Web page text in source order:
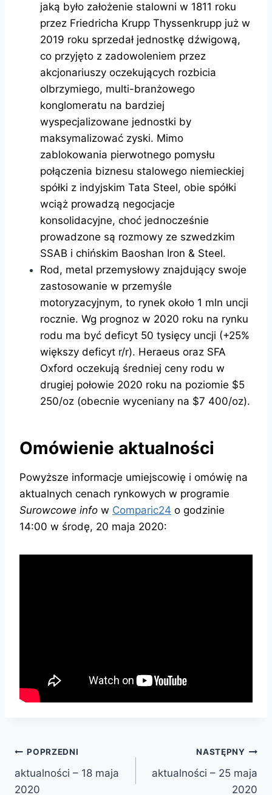
jaką było założenie stalowni w 1811 roku
przez Friedricha Krupp Thyssenkrupp już w
2019 roku sprzedał jednostkę dźwigową,
co przyjęto z zadowoleniem przez
akcjonariuszy oczekujących rozbicia
olbrzymiego, multi-branżowego
konglomeratu na bardziej
wyspecjalizowane jednostki by
maksymalizować zyski. Mimo
zablokowania pierwotnego pomysłu
połączenia biznesu stalowego niemieckiej
spółki z indyjskim Tata Steel, obie spółki
wciąż prowadzą negocjacje
konsolidacyjne, choć jednocześnie
prowadzone są rozmowy ze szwedzkim
SSAB i chińskim Baoshan Iron & Steel.
Rod, metal przemysłowy znajdujący swoje
zastosowanie w przemyśle
motoryzacyjnym, to rynek około 1 mln uncji
rocznie. Wg prognoz w 2020 roku na rynku
rodu ma być deficyt 50 tysięcy uncji (+25%
większy deficyt r/r). Heraeus oraz SFA
Oxford oczekują średniej ceny rodu w
drugiej połowie 2020 roku na poziomie $5
250/oz (obecnie wyceniany na $7 400/oz).
Omówienie aktualności
Powyższe informacje umiejscowię i omówię na
aktualnych cenach rynkowych w programie
Surowcowe info w Comparic24 o godzinie
14:00 w środę, 20 maja 2020:
Nawigacja
wpisu
POPRZEDNI
aktualności – 18 maja
2020
NASTĘPNY
aktualności – 25 maja
2020